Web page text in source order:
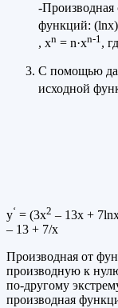
-Производная
функций: (lnx)
, хn = n·хn-1,
С помощью
исходной
y‘ = (3х2 – 13х +
– 13 + 7/х
Производная от
производную к
по-другому
производная